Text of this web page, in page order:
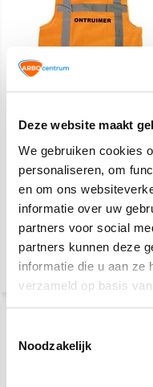
Deze website maakt
We gebruiken cookies
personaliseren, om
en om ons
informatie over uw
partners voor social
partners kunnen deze
informatie die u aan ze
verzameld op basis
Noodzakelijk
RWS veiligheidsvest
10,20
maandag in huis